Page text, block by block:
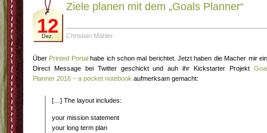
12
Dez.
Ziele planen mit dem „Goals Planner“
Christian Mähler
Über Printed Portalhabe ich schon mal berichtet. Jetzt haben die Macher mir
Direct Message bei Twitter geschickt und auh ihr Kickstarter Projekt
Planner 2016 – a pocket notebook aufmerksam gemacht:
[…] The layout includes:
your mission statement
your long term plan